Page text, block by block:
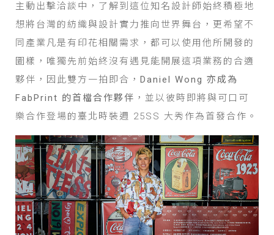
主動出擊洽談中，了解到這位知名設計師始終積極地
想將台灣的紡織與設計實力推向世界舞台，更希望不
同產業凡是有印花相關需求，都可以使用他所開發的
圖樣，唯獨先前始終沒有遇見能開展這項業務的合適
夥伴，因此雙方一拍即合，Daniel Wong 亦成為
FabPrint 的首檔合作夥伴 ，並以彼時即將與可口可
樂合作登場的臺北時裝週 25SS 大秀作為首發合作。